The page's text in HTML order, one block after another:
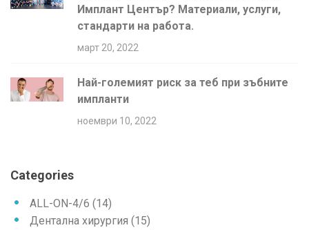
Имплант Център? Материали, услуги,
стандарти на работа.
март 20, 2022
Най-големият риск за теб при зъбните
импланти
ноември 10, 2022
Categories
ALL-ON-4/6 (14)
Дентална хирургия (15)